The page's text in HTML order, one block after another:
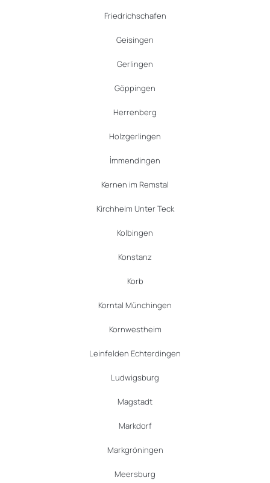
Friedrichschafen
Geisingen
Gerlingen
Göppingen
Herrenberg
Holzgerlingen
İmmendingen
Kernen im Remstal
Kirchheim Unter Teck
Kolbingen
Konstanz
Korb
Korntal Münchingen
Kornwestheim
Leinfelden Echterdingen
Ludwigsburg
Magstadt
Markdorf
Markgröningen
Meersburg